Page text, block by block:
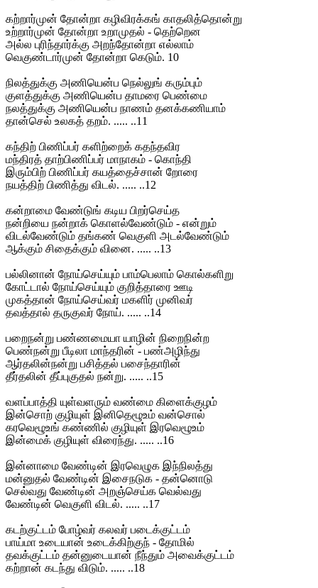
கற்றார்முன் தோன்றா கழிவிரக்கங் காதலித்தொன்று
உற்றார்முன் தோன்றா உறாமுதல் - தெற்றென
அல்ல புரிந்தார்க்கு அறந்தோன்றா எல்லாம்
வெகுண்டார்முன் தோன்றா கெடும். 10
நிலத்துக்கு அணியென்ப நெல்லுங் கரும்பும்
குளத்துக்கு அணியென்ப தாமரை பெண்மை
நலத்துக்கு அணியென்ப நாணம் தனக்கணியாம்
தான்செல் உலகத் தறம். ..... ..11
கந்திற் பிணிப்பர் களிற்றைக் கதந்தவிர
மந்திரத் தாற்பிணிப்பர் மாநாகம் - கொந்தி
இரும்பிற் பிணிப்பர் கயத்தைச்சான் றோரை
நயத்திற் பிணித்து விடல். ..... ..12
கன்றாமை வேண்டுங் கடிய பிறர்செய்த
நன்றியை நன்றாக் கொளல்வேண்டும் - என்றும்
விடல்வேண்டும் தங்கண் வெகுளி அடல்வேண்டும்
ஆக்கும் சிதைக்கும் வினை. ..... ..13
பல்லினான் நோய்செய்யும் பாம்பெலாம் கொல்களிறு
கோட்டால் நோய்செய்யும் குறித்தாரை ஊடி
முகத்தான் நோய்செய்வர் மகளிர் முனிவர்
தவத்தால் தருகுவர் நோய். ..... ..14
பறைநன்று பண்ணமையா யாழின் நிறைநின்ற
பெண்நன்று பீடிலா மாந்தரின் - பண்அழிந்து
ஆர்தலின்நன்று பசித்தல் பசைந்தாரின்
தீர்தலின் தீப்புகுதல் நன்று. ..... ..15
வளப்பாத்தி யுள்வளரும் வண்மை கிளைக்குழம்
இன்சொற் குழியுள் இனிதெழூஉம் வன்சொல்
கரவெழூஉங் கண்ணில் குழியுள் இரவெழூஉம்
இன்மைக் குழியுள் விரைந்து. ..... ..16
இன்னாமை வேண்டின் இரவெழுக இந்நிலத்து
மன்னுதல் வேண்டின் இசைநடுக - தன்னொடு
செல்வது வேண்டின் அறஞ்செய்க வெல்வது
வேண்டின் வெகுளி விடல். ..... ..17
கடற்குட்டம் போழ்வர் கலவர் படைக்குட்டம்
பாய்மா உடையான் உடைக்கிற்குந் - தோமில்
தவக்குட்டம் தன்னுடையான் நீந்தும் அவைக்குட்டம்
கற்றான் கடந்து விடும். ..... ..18